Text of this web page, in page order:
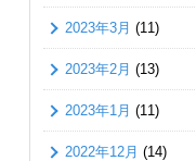
2023年3月 (11)
2023年2月 (13)
2023年1月 (11)
2022年12月 (14)